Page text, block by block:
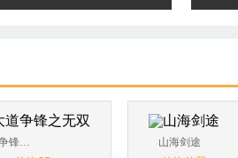
大道争锋之无双
山海剑途